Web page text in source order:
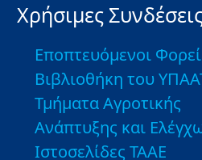
Χρήσιμες
Εποπτευόμενοι
Βιβλιοθήκη του
Τμήματα Αγροτικής
Ανάπτυξης και
Ιστοσελίδες ΤΑΑΕ